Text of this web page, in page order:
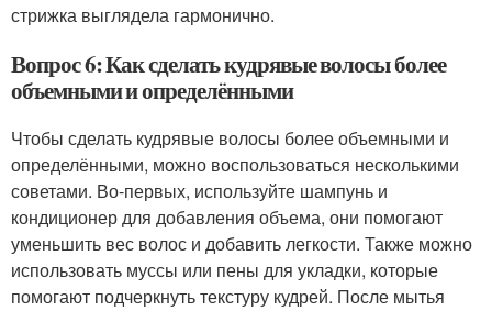
стрижка выглядела гармонично.
Вопрос 6: Как сделать кудрявые волосы более
объемными и определёнными
Чтобы сделать кудрявые волосы более объемными и
определёнными, можно воспользоваться несколькими
советами. Во-первых, используйте шампунь и
кондиционер для добавления объема, они помогают
уменьшить вес волос и добавить легкости. Также можно
использовать муссы или пены для укладки, которые
помогают подчеркнуть текстуру кудрей. После мытья